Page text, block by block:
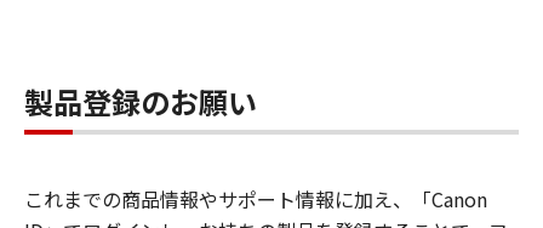
製品登録のお願い
これまでの商品情報やサポート情報に加え、「Canon